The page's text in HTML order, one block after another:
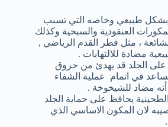
بشكل طبيعي وخاصه التي تسبب
العنقودية والسبحية وكذلك
، مثل فطر القدم الرياضي ,
مضادة للالتهابات .
الجلد قد يهدئ من حروق
في اتمام عملية الشفاء
مضاد للشيخوخة .
يحافظ على حماية الجلد
لان المكون الاساسي الذي